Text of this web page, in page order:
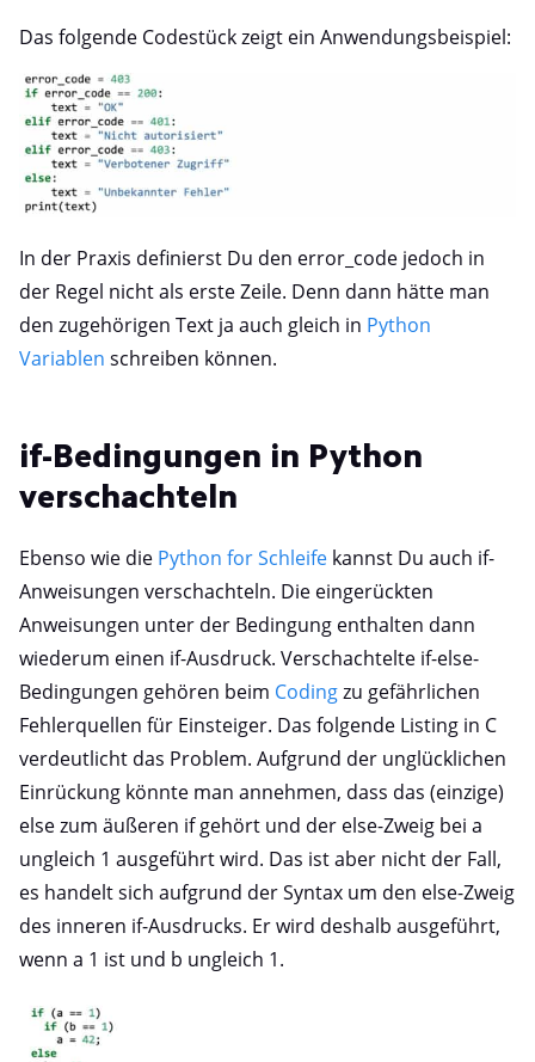
Das folgende Codestück zeigt ein Anwendungsbeispiel:
In der Praxis definierst Du den error_code jedoch in
der Regel nicht als erste Zeile. Denn dann hätte man
den zugehörigen Text ja auch gleich in Python
Variablen schreiben können.
if-Bedingungen in Python
verschachteln
Ebenso wie die Python for Schleife kannst Du auch if-
Anweisungen verschachteln. Die eingerückten
Anweisungen unter der Bedingung enthalten dann
wiederum einen if-Ausdruck. Verschachtelte if-else-
Bedingungen gehören beim Codingzu gefährlichen
Fehlerquellen für Einsteiger. Das folgende Listing in C
verdeutlicht das Problem. Aufgrund der unglücklichen
Einrückung könnte man annehmen, dass das (einzige)
else zum äußeren if gehört und der else-Zweig bei a
ungleich 1 ausgeführt wird. Das ist aber nicht der Fall,
es handelt sich aufgrund der Syntax um den else-Zweig
des inneren if-Ausdrucks. Er wird deshalb ausgeführt,
wenn a 1 ist und b ungleich 1.